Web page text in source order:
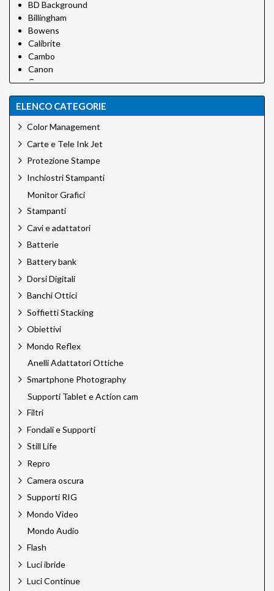
BD Background
Billingham
Bowens
Calibrite
Cambo
Canon
Canson
Canson Infinity
Carpetlight
Cobraunion
Desview
Dinkum
Epson
Epson Ink
Foldit
Green Clean
H&Y Filtri
Hahnemuhle
Hensel
HiGlide
Hoya
Ilford
Jinbei
Jupio
Kaiser
Kaiser Pro
Kodak
Laowa Cine Pro
Lee Filters
Leica Sport Optics
LensGo
Linkstar
Lume Cube
Mamiya
Manfrotto
Mediajet
ELENCO CATEGORIE
Color Management
Carte e Tele Ink Jet
Protezione Stampe
Inchiostri Stampanti
Monitor Grafici
Stampanti
Cavi e adattatori
Batterie
Battery bank
Dorsi Digitali
Banchi Ottici
Soffietti Stacking
Obiettivi
Mondo Reflex
Anelli Adattatori Ottiche
Smartphone Photography
Supporti Tablet e Action cam
Filtri
Fondali e Supporti
Still Life
Repro
Camera oscura
Supporti RIG
Mondo Video
Mondo Audio
Flash
Luci ibride
Luci Continue